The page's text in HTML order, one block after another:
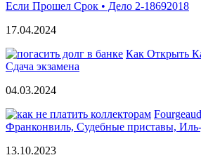
Если Прошел Срок • Дело 2-18692018
17.04.2024
Как Открыть
Сдача экзамена
04.03.2024
Франконвиль, Судебные приставы,
13.10.2023